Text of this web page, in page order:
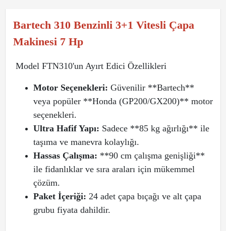
Bartech 310 Benzinli 3+1 Vitesli Çapa
Makinesi 7 Hp
Model FTN310'un Ayırt Edici Özellikleri
Motor Seçenekleri: Güvenilir **Bartech**
veya popüler **Honda (GP200/GX200)** motor
seçenekleri.
Ultra Hafif Yapı: Sadece **85 kg ağırlığı** ile
taşıma ve manevra kolaylığı.
Hassas Çalışma: **90 cm çalışma genişliği**
ile fidanlıklar ve sıra araları için mükemmel
çözüm.
Paket İçeriği: 24 adet çapa bıçağı ve alt çapa
grubu fiyata dahildir.